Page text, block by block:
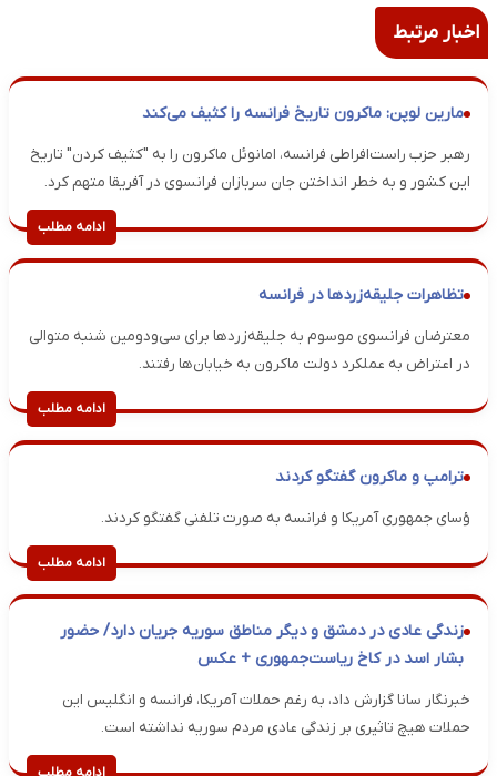
اخبار مرتبط
مارین لوپن: ماکرون تاریخ فرانسه را کثیف می‌کند
رهبر حزب راست‌افراطی فرانسه، امانوئل ماکرون را به "کثیف کردن" تاریخ
این کشور و به خطر انداختن جان سربازان فرانسوی در آفریقا متهم کرد.
ادامه مطلب
تظاهرات جلیقه‌زردها در فرانسه
معترضان فرانسوی موسوم به جلیقه‌زردها برای سی‌ودومین شنبه متوالی
در اعتراض به عملکرد دولت ماکرون به خیابان‌ها رفتند.
ادامه مطلب
ترامپ و ماکرون گفتگو کردند
ؤسای جمهوری آمریکا و فرانسه به صورت تلفنی گفتگو کردند.
ادامه مطلب
زندگی عادی در دمشق و دیگر مناطق سوریه جریان دارد/ حضور
بشار اسد در کاخ ریاست‌جمهوری + عکس
خبرنگار سانا گزارش داد، به رغم حملات آمریکا،‌ فرانسه و انگلیس این
حملات هیچ تاثیری بر زندگی عادی مردم سوریه نداشته است.
ادامه مطلب